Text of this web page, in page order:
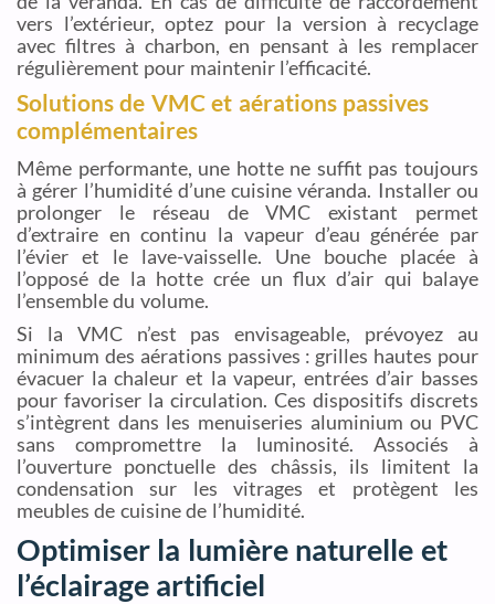
vers l’extérieur, optez pour la version à recyclage
avec filtres à charbon, en pensant à les remplacer
régulièrement pour maintenir l’efficacité.
Solutions de VMC et aérations passives
complémentaires
Même performante, une hotte ne suffit pas toujours
à gérer l’humidité d’une cuisine véranda. Installer ou
prolonger le réseau de VMC existant permet
d’extraire en continu la vapeur d’eau générée par
l’évier et le lave-vaisselle. Une bouche placée à
l’opposé de la hotte crée un flux d’air qui balaye
l’ensemble du volume.
Si la VMC n’est pas envisageable, prévoyez au
minimum des aérations passives : grilles hautes pour
évacuer la chaleur et la vapeur, entrées d’air basses
pour favoriser la circulation. Ces dispositifs discrets
s’intègrent dans les menuiseries aluminium ou PVC
sans compromettre la luminosité. Associés à
l’ouverture ponctuelle des châssis, ils limitent la
condensation sur les vitrages et protègent les
meubles de cuisine de l’humidité.
Optimiser la lumière naturelle et
l’éclairage artificiel